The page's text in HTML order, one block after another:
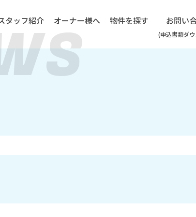
タッフ紹介 オーナー様へ 物件を探す お問い
(申込書類ダ